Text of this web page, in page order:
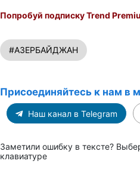
Попробуй подписку Trend
#АЗЕРБАЙДЖАН
Присоединяйтесь к нам в
Наш канал в Telegram
Заметили ошибку в тексте?
клавиатуре